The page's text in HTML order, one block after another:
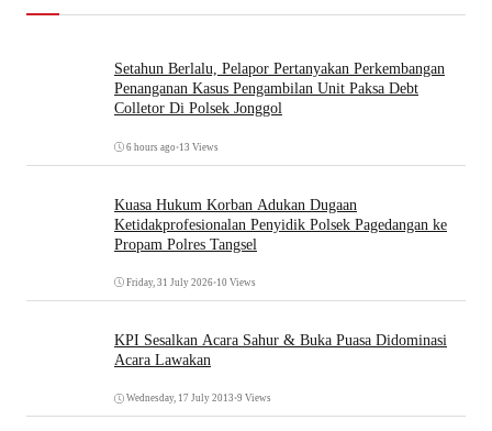
Setahun Berlalu, Pelapor Pertanyakan Perkembangan
Penanganan Kasus Pengambilan Unit Paksa Debt
Colletor Di Polsek Jonggol
6 hours ago •13 Views
Kuasa Hukum Korban Adukan Dugaan
Ketidakprofesionalan Penyidik Polsek Pagedangan ke
Propam Polres Tangsel
Friday, 31 July 2026•10 Views
KPI Sesalkan Acara Sahur & Buka Puasa Didominasi
Acara Lawakan
Wednesday, 17 July 2013 •9 Views